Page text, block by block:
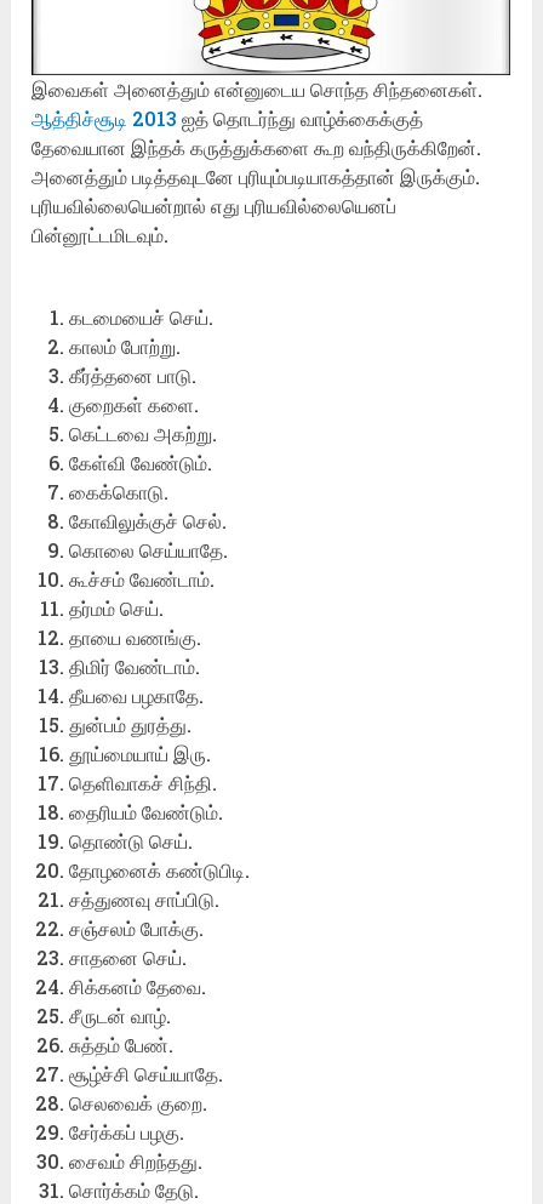
இவைகள் அனைத்தும் என்னுடைய சொந்த சிந்தனைகள்.
ஆத்திச்சூடி 2013 ஐத் தொடர்ந்து வாழ்க்கைக்குத்
தேவையான இந்தக் கருத்துக்களை கூற வந்திருக்கிறேன்.
அனைத்தும் படித்தவுடனே புரியும்படியாகத்தான் இருக்கும்.
புரியவில்லையென்றால் எது புரியவில்லையெனப்
பின்னூட்டமிடவும்.
கடமையைச் செய்.
காலம் போற்று.
கீர்த்தனை பாடு.
குறைகள் களை.
கெட்டவை அகற்று.
கேள்வி வேண்டும்.
கைக்கொடு.
கோவிலுக்குச் செல்.
கொலை செய்யாதே.
கூச்சம் வேண்டாம்.
தர்மம் செய்.
தாயை வணங்கு.
திமிர் வேண்டாம்.
தீயவை பழகாதே.
துன்பம் துரத்து.
தூய்மையாய் இரு.
தெளிவாகச் சிந்தி.
தைரியம் வேண்டும்.
தொண்டு செய்.
தோழனைக் கண்டுபிடி.
சத்துணவு சாப்பிடு.
சஞ்சலம் போக்கு.
சாதனை செய்.
சிக்கனம் தேவை.
சீருடன் வாழ்.
சுத்தம் பேண்.
சூழ்ச்சி செய்யாதே.
செலவைக் குறை.
சேர்க்கப் பழகு.
சைவம் சிறந்தது.
சொர்க்கம் தேடு.